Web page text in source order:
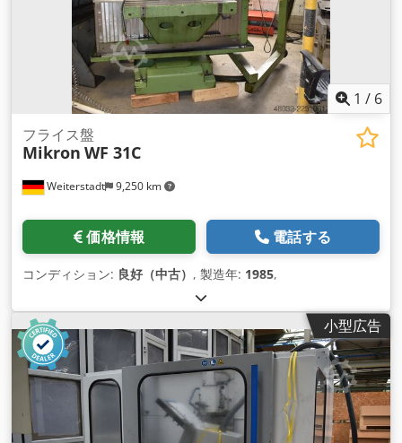
1 / 6
Weiterstadt 9,250 km
フライス盤
MikronWF 31C
価格情報 電話する
コンディション: 良好（中古） , 製造年: 1985
小型広告